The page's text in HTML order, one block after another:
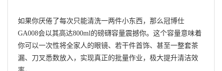
如果你厌倦了每次只能清洗一两件小东西，那么冠博仕
GA008会以其高达800ml的磅礴容量震撼你。这个容量意味着
你可以一次性将全家人的眼镜、若干件首饰、甚至一整套茶
漏、刀叉悉数放入，实现真正的批量作业，极大提升清洁效